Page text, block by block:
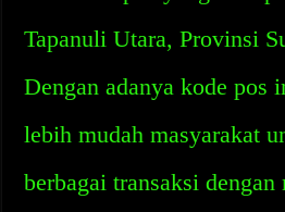
Tapanuli Utara, Provinsi
Dengan adanya kode pos
lebih mudah masyarakat
berbagai transaksi dengan